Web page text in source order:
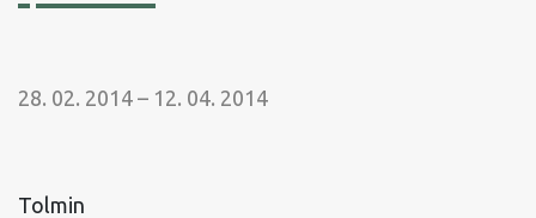
28. 02. 2014 – 12. 04. 2014
Tolmin